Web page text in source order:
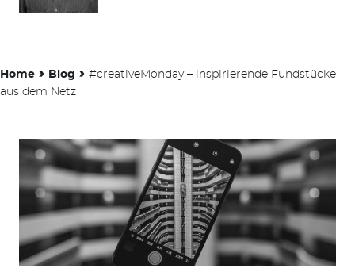
Home › Blog › #creativeMonday – inspirierende Fundstücke
aus dem Netz